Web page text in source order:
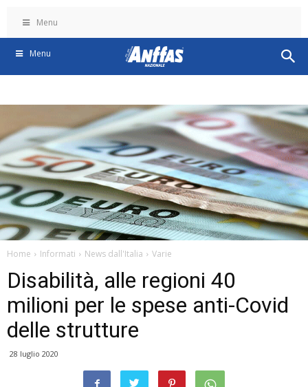
Menu
Menu
Home Informati News dall'Italia Varie
Disabilità, alle regioni 40
milioni per le spese anti-Covid
delle strutture
28 luglio 2020